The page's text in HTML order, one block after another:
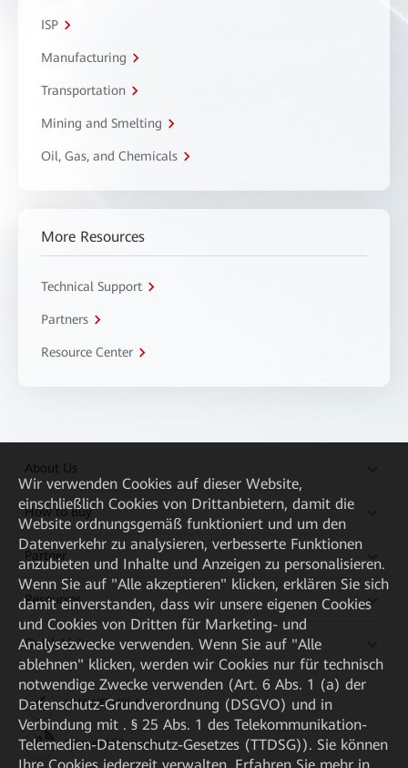
ISP
Manufacturing
Transportation
Mining and Smelting
Oil, Gas, and Chemicals
More Resources
Technical Support
Partners
Resource Center
About Us
How to Buy
Partner
Resources
Quick Links
HUAWEI eKit App
Huawei HiKnow App
Wir verwenden Cookies auf dieser Website,
einschließlich Cookies von Drittanbietern, damit die
Website ordnungsgemäß funktioniert und um den
Datenverkehr zu analysieren, verbesserte Funktionen
anzubieten und Inhalte und Anzeigen zu personalisieren.
Wenn Sie auf "Alle akzeptieren" klicken, erklären Sie sich
damit einverstanden, dass wir unsere eigenen Cookies
und Cookies von Dritten für Marketing- und
Analysezwecke verwenden. Wenn Sie auf "Alle
ablehnen" klicken, werden wir Cookies nur für technisch
notwendige Zwecke verwenden (Art. 6 Abs. 1 (a) der
Datenschutz-Grundverordnung (DSGVO) und in
Verbindung mit . § 25 Abs. 1 des Telekommunikation-
Telemedien-Datenschutz-Gesetzes (TTDSG)). Sie können